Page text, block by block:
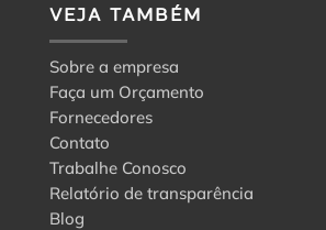
VEJA TAMBÉM
Sobre a empresa
Faça um Orçamento
Fornecedores
Contato
Trabalhe Conosco
Relatório de transparência
Blog